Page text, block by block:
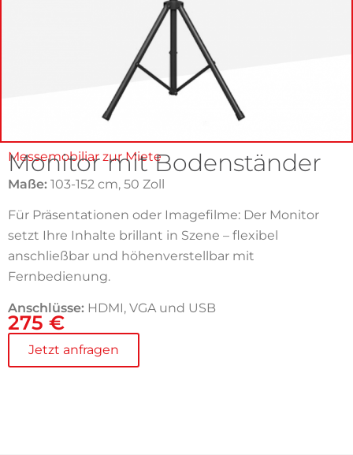
Messemobiliar zur Miete
Monitor mit Bodenständer
Maße: 103-152 cm, 50 Zoll
Für Präsentationen oder Imagefilme: Der Monitor
setzt Ihre Inhalte brillant in Szene – flexibel
anschließbar und höhenverstellbar mit
Fernbedienung.
Anschlüsse: HDMI, VGA und USB
275 €
Jetzt anfragen